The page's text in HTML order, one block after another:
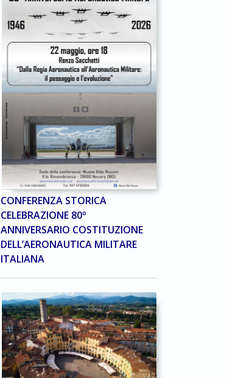
CONFERENZA STORICA
CELEBRAZIONE 80º
ANNIVERSARIO COSTITUZIONE
DELL’AERONAUTICA MILITARE
ITALIANA